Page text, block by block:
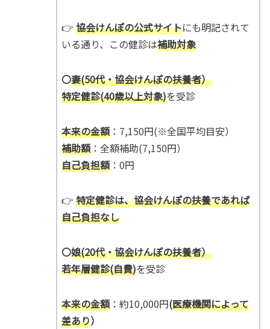
👉 協会けんぽの公式サイトにも明記されて
いる通り、この健診は補助対象
〇妻(50代・協会けんぽの扶養者）
特定健診(40歳以上対象)を受診
本来の金額：7,150円(※全国平均目安）
補助額：全額補助(7,150円）
自己負担額：0円
👉 特定健診は、協会けんぽの扶養であれば
自己負担なし
〇娘(20代・協会けんぽの扶養者）
若年層健診(自費)を受診
本来の金額：約10,000円(医療機関によって
差あり）